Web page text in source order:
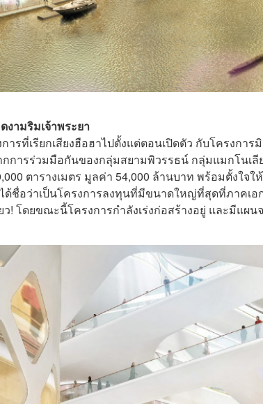
งามริมเจ้าพระยา
รที่เรียกเสียงฮือฮาไปตั้งแต่ตอนเปิดตัว กับโครงกา
การร่วมมือกันของกลุ่มสยามพิวรรธน์ กลุ่มแมกโนเ
ตารางเมตร มูลค่า 54,000 ล้านบาท พร้อมตั้งใ
ด้ชื่อว่าเป็นโครงการลงทุนที่มีขนาดใหญ่ที่สุดที่ภาคเ
ว! โดยขณะนี้โครงการกำลังเร่งก่อสร้างอยู่ และมีแผ